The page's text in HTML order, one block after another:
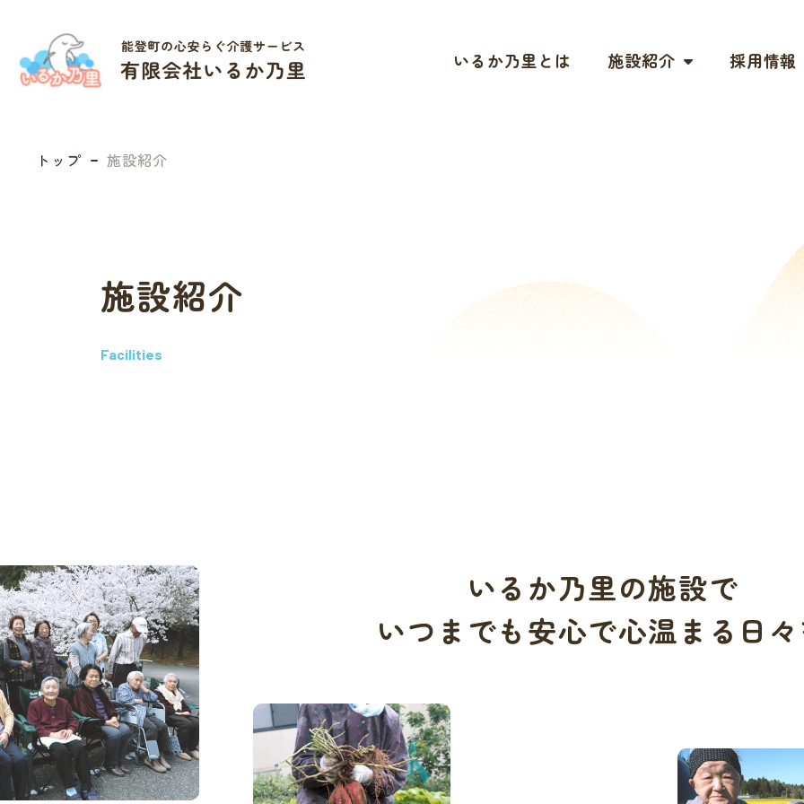
いるか乃里とは 施設紹介 採用情報
トップ 施設紹介
施設紹介
Facilities
いるか乃里の施設で
いつまでも安心で心温まる日